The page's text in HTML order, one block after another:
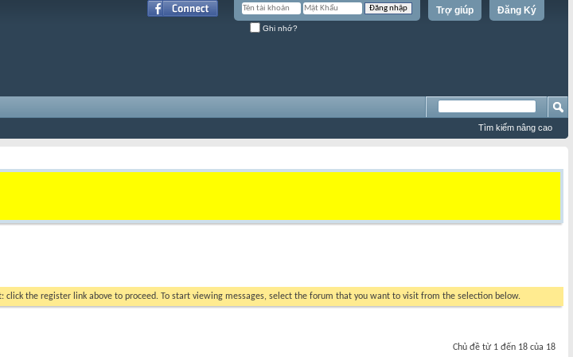
Đăng Ký
Trợ giúp
Ghi nhớ?
Tìm kiếm nâng cao
click the register link above to proceed. To start viewing messages, select the forum that you want to visit from the selection below.
Chủ đề từ 1 đến 18 của 18